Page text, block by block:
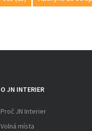
O JN INTERIER
Proč JN Interier
Volná místa